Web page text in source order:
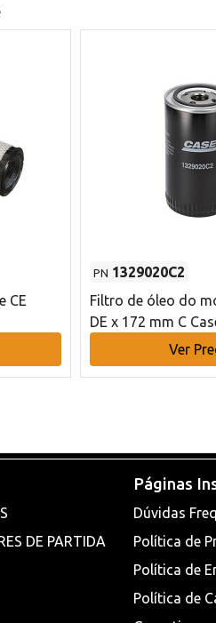
CE
PN 1329020C2
Filtro de óleo do
DE x 172 mm C
Ver
DE PARTIDA
Páginas
Dúvidas
Política de
Política de
Política de